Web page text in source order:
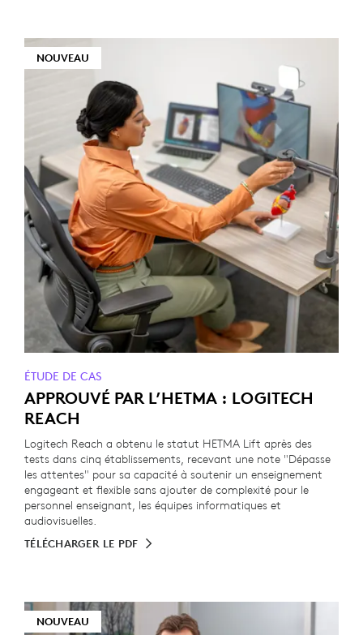
NOUVEAU
ÉTUDE DE CAS
APPROUVÉ PAR L’HETMA : LOGITECH
REACH
Logitech Reach a obtenu le statut HETMA Lift après des
tests dans cinq établissements, recevant une note "Dépasse
les attentes" pour sa capacité à soutenir un enseignement
engageant et flexible sans ajouter de complexité pour le
personnel enseignant, les équipes informatiques et
audiovisuelles.
TÉLÉCHARGER LE PDF
NOUVEAU